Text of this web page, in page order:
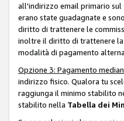
all'indirizzo email primario sul
erano state guadagnate e
diritto di trattenere le
inoltre il diritto di trattenere la
modalità di pagamento
Opzione 3: Pagamento
indirizzo fisico. Qualora tu
raggiunga il minimo stabilito
stabilito nella Tabella dei